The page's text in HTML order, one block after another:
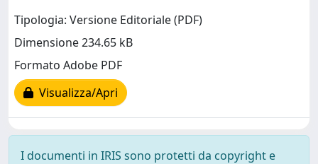
Tipologia: Versione Editoriale (PDF)
Dimensione 234.65 kB
Formato Adobe PDF
Visualizza/Apri
I documenti in IRIS sono protetti da copyright e